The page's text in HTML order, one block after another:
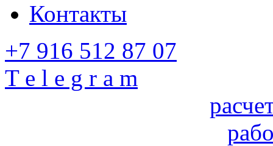
Контакты
+7 916 512 87 07
T e l e g r a m